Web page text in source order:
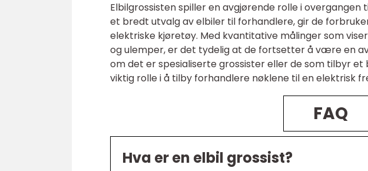
Elbilgrossisten spiller en avgjørende rolle i
et bredt utvalg av elbiler til forhandlere, gir de
elektriske kjøretøy. Med kvantitative målinger som
og ulemper, er det tydelig at de fortsetter å være en
om det er spesialiserte grossister eller de som tilbyr
viktig rolle i å tilby forhandlere nøklene til en elektrisk
FAQ
Hva er en elbil grossist?